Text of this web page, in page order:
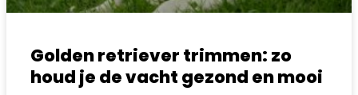
Golden retriever trimmen: zo
houd je de vacht gezond en mooi